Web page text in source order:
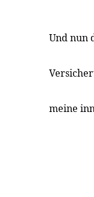
Und nun
meine